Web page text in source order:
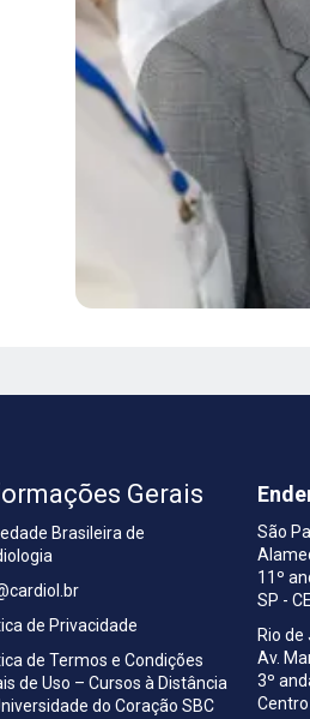
Gerais
Brasileira de
de Privacidade
de Termos e Condições
de Uso – Cursos à Distância
do Coração SBC
São
11º
SP -
Rio
Av.
3º